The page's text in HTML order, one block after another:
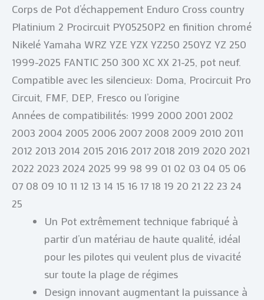
Corps de Pot d’échappement Enduro Cross country
Platinium 2 Procircuit PY05250P2 en finition chromé
Nikelé Yamaha WRZ YZE YZX YZ250 250YZ YZ 250
1999-2025 FANTIC 250 300 XC XX 21-25, pot neuf.
Compatible avec les silencieux: Doma, Procircuit Pro
Circuit, FMF, DEP, Fresco ou l’origine
Années de compatibilités: 1999 2000 2001 2002
2003 2004 2005 2006 2007 2008 2009 2010 2011
2012 2013 2014 2015 2016 2017 2018 2019 2020 2021
2022 2023 2024 2025 99 98 99 01 02 03 04 05 06
07 08 09 10 11 12 13 14 15 16 17 18 19 20 21 22 23 24
25
Un Pot extrêmement technique fabriqué à
partir d’un matériau de haute qualité, idéal
pour les pilotes qui veulent plus de vivacité
sur toute la plage de régimes
Design innovant augmentant la puissance à